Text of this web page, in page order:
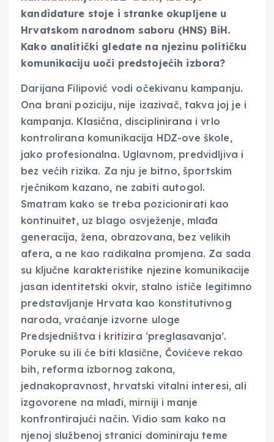
kandidature stoje i stranke okupljene u
Hrvatskom narodnom saboru (HNS) BiH.
Kako analitički gledate na njezinu političku
komunikaciju uoči predstojećih izbora?
Darijana Filipović vodi očekivanu kampanju.
Ona brani poziciju, nije izazivač, takva joj je i
kampanja. Klasična, disciplinirana i vrlo
kontrolirana komunikacija HDZ-ove škole,
jako profesionalna. Uglavnom, predvidljiva i
bez većih rizika. Za nju je bitno, športskim
rječnikom kazano, ne zabiti autogol.
Smatram kako se treba pozicionirati kao
kontinuitet, uz blago osvježenje, mlađa
generacija, žena, obrazovana, bez velikih
afera, a ne kao radikalna promjena. Za sada
su ključne karakteristike njezine komunikacije
jasan identitetski okvir, stalno ističe legitimno
predstavljanje Hrvata kao konstitutivnog
naroda, vraćanje izvorne uloge
Predsjedništva i kritizira ‘preglasavanja’.
Poruke su ili će biti klasične, Čovićeve rekao
bih, reforma izbornog zakona,
jednakopravnost, hrvatski vitalni interesi, ali
izgovorene na mlađi, mirniji i manje
konfrontirajući način. Vidio sam kako na
njenoj službenoj stranici dominiraju teme